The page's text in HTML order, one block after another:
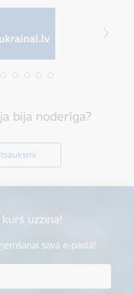
bija noderīga?
uzzina!
savā e-pastā!